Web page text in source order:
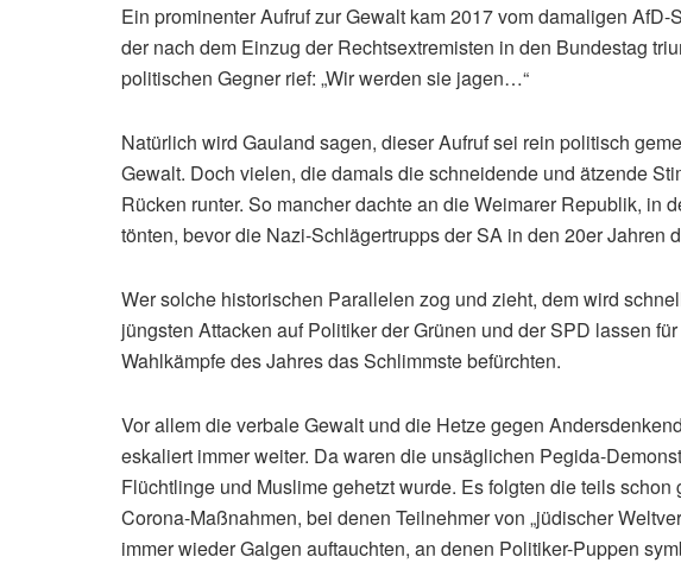
Ein prominenter Aufruf zur Gewalt kam 2017 vom damaligen
der nach dem Einzug der Rechtsextremisten in den Bundestag
politischen Gegner rief: „Wir werden sie jagen…“
Natürlich wird Gauland sagen, dieser Aufruf sei rein politisch
Gewalt. Doch vielen, die damals die schneidende und ätzende
Rücken runter. So mancher dachte an die Weimarer Republik, in
tönten, bevor die Nazi-Schlägertrupps der SA in den 20er Jahren
Wer solche historischen Parallelen zog und zieht, dem wird
jüngsten Attacken auf Politiker der Grünen und der SPD lassen
Wahlkämpfe des Jahres das Schlimmste befürchten.
Vor allem die verbale Gewalt und die Hetze gegen
eskaliert immer weiter. Da waren die unsäglichen Pegida-
Flüchtlinge und Muslime gehetzt wurde. Es folgten die teils
Corona-Maßnahmen, bei denen Teilnehmer von „jüdischer
immer wieder Galgen auftauchten, an denen Politiker-Puppen